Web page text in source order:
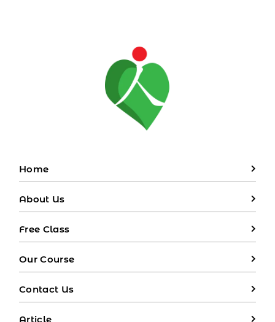
Home
About Us
Free Class
Our Course
Contact Us
Article